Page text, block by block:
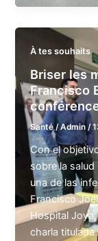
À tes souhaits
Briser les
Francisco
Santé/Admin/
Con el
sobre la
una de las
Francisco
Hospital
charla titulada